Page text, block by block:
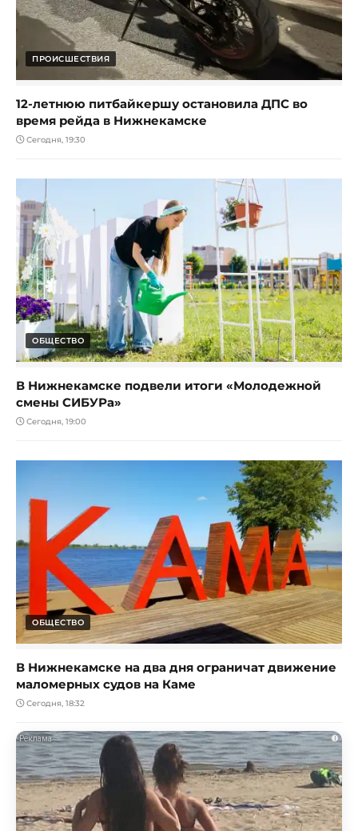
ПРОИСШЕСТВИЯ
12-летнюю питбайкершу остановила ДПС во
время рейда в Нижнекамске
Сегодня, 19:30
ОБЩЕСТВО
В Нижнекамске подвели итоги «Молодежной
смены СИБУРа»
Сегодня, 19:00
ОБЩЕСТВО
В Нижнекамске на два дня ограничат движение
маломерных судов на Каме
Сегодня, 18:32
i